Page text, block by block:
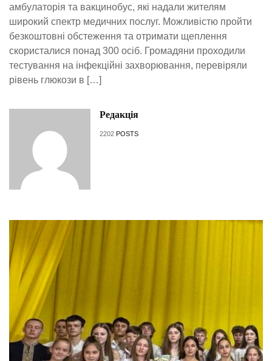
амбулаторія та вакцинобус, які надали жителям
широкий спектр медичних послуг. Можливістю пройти
безкоштовні обстеження та отримати щеплення
скористалися понад 300 осіб. Громадяни проходили
тестування на інфекційні захворювання, перевіряли
рівень глюкози в […]
Редакція
2202 POSTS